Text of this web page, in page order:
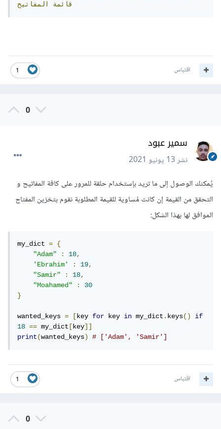
قائمة
المفاتيح
1 اقتباس
0
سمير عبود
نشر13 يونيو 2021
يُمكنك الوصول إلى ما تريد بإستخدام حلقة للمرور على كافة المفاتيح و
التحقق من القيمة إن كانت مُساوية للقيمة المطلوبة نقوم بتخزين المفتاح
الموافق لها بهذا الشكل:
my_dict =
{
"Adam"
: 18,
'Ebrahim'
: 19,
"Samir"
: 18,
"Moahamed"
:
30
}
wanted_keys = [key for key in my_dict.keys()
if
18
== my_dict [key]]
print(wanted_keys) # ['Adam', 'Samir']
1 اقتباس
0